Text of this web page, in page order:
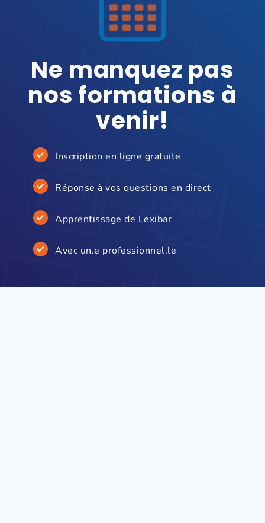
Ne manquez pas
nos formations à
venir!
Inscription en ligne gratuite
Réponse à vos questions en direct
Apprentissage de Lexibar
Avec un.e professionnel.le